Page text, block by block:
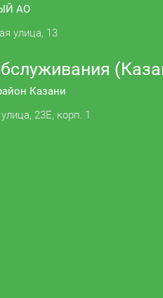
АО
улица, 13
Казани
23Е, корп. 1